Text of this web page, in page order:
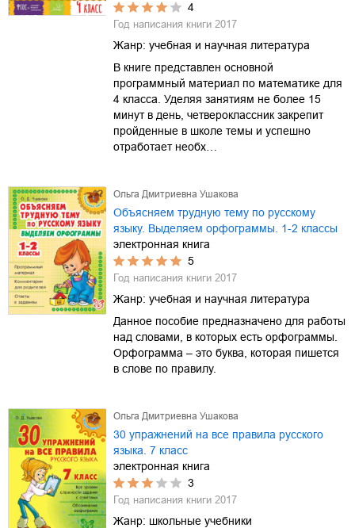
4
Год написания книги 2017
Жанр: учебная и научная литература
В книге представлен основной
программный материал по математике для
4 класса. Уделяя занятиям не более 15
минут в день, четвероклассник закрепит
пройденные в школе темы и успешно
отработает необх…
Ольга Дмитриевна Ушакова
Объясняем трудную тему по русскому
языку. Выделяем орфограммы. 1-2 классы
электронная книга
5
Год написания книги 2017
Жанр: учебная и научная литература
Данное пособие предназначено для работы
над словами, в которых есть орфограммы.
Орфограмма – это буква, которая пишется
в слове по правилу.
Ольга Дмитриевна Ушакова
30 упражнений на все правила русского
языка. 7 класс
электронная книга
3
Год написания книги 2017
Жанр: школьные учебники